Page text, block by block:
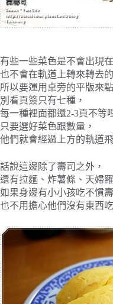
有些一些菜色是不會出現
也不會在軌道上轉來轉去的
所以要運用桌旁的平版來
別看頁簽只有七種，
每一種裡面都還2-3頁不等
只要選好菜色跟數量，
他們就會經過上方的軌道
話說這邊除了壽司之外，
還有拉麵、炸薯條、天婦
如果身邊有小小孩吃不慣
也不用擔心他們沒有東西吃